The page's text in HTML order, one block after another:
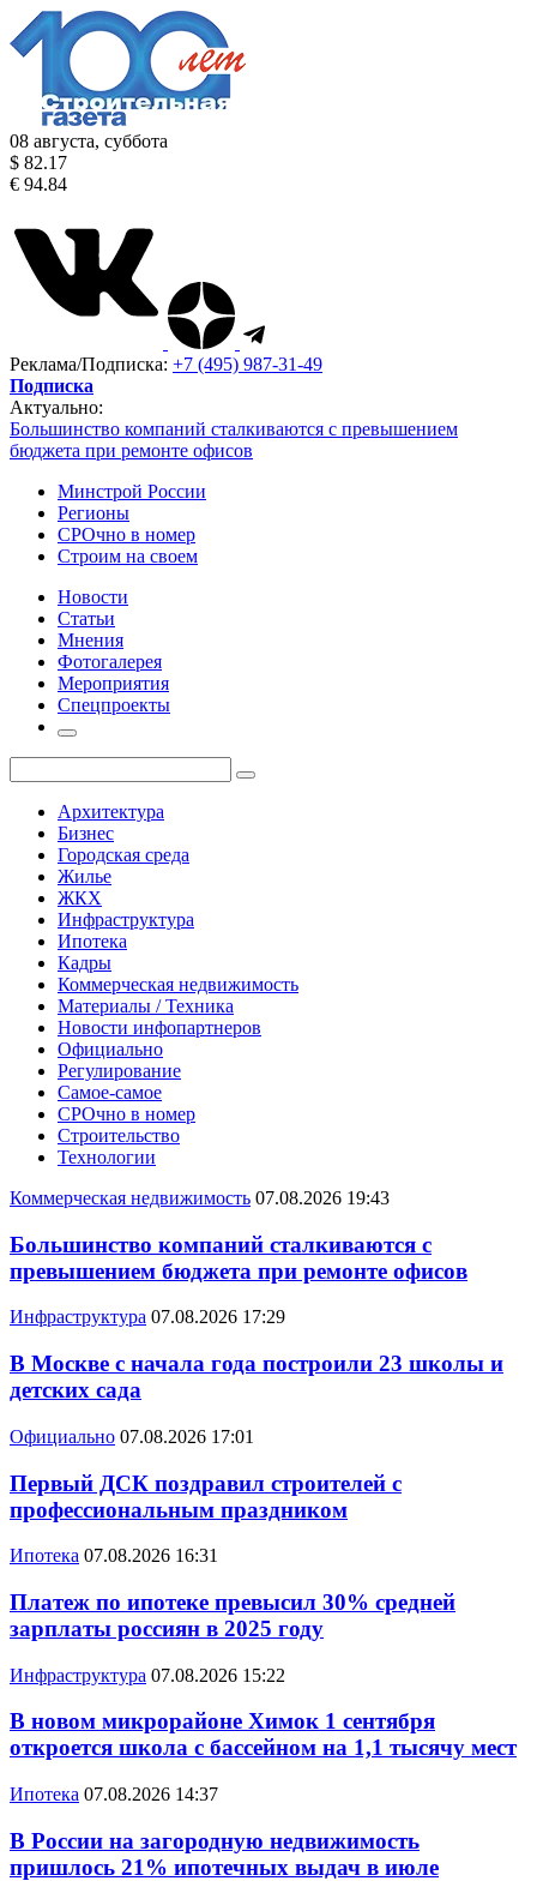
08 августа, суббота
$ 82.17
€ 94.84
Реклама/Подписка: +7 (495) 987-31-49
Подписка
Актуально:
Большинство компаний сталкиваются с превышением
бюджета при ремонте офисов
Минстрой России
Регионы
СРОчно в номер
Строим на своем
Новости
Статьи
Мнения
Фотогалерея
Мероприятия
Спецпроекты
Архитектура
Бизнес
Городская среда
Жилье
ЖКХ
Инфраструктура
Ипотека
Кадры
Коммерческая недвижимость
Материалы / Техника
Новости инфопартнеров
Официально
Регулирование
Самое-самое
СРОчно в номер
Строительство
Технологии
Коммерческая недвижимость 07.08.2026 19:43
Большинство компаний сталкиваются с
превышением бюджета при ремонте офисов
Инфраструктура 07.08.2026 17:29
В Москве с начала года построили 23 школы и
детских сада
Официально 07.08.2026 17:01
Первый ДСК поздравил строителей с
профессиональным праздником
Ипотека 07.08.2026 16:31
Платеж по ипотеке превысил 30% средней
зарплаты россиян в 2025 году
Инфраструктура 07.08.2026 15:22
В новом микрорайоне Химок 1 сентября
откроется школа с бассейном на 1,1 тысячу мест
Ипотека 07.08.2026 14:37
В России на загородную недвижимость
пришлось 21% ипотечных выдач в июле